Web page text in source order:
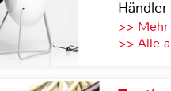
>>
>> Alle